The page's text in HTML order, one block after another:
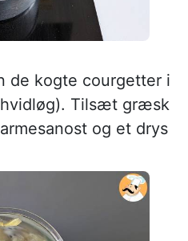
de kogte courgetter i
Tilsæt græsk
og et drys